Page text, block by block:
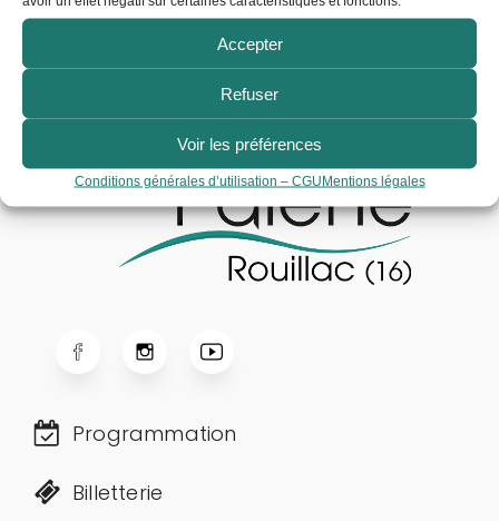
Accepter
Refuser
Voir les préférences
Conditions générales d’utilisation – CGUMentions légales
sur inscription par téléphone.
Programmation
Billetterie